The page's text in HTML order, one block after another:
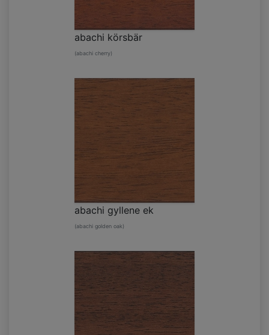
abachi körsbär
(abachi cherry)
abachi gyllene ek
(abachi golden oak)